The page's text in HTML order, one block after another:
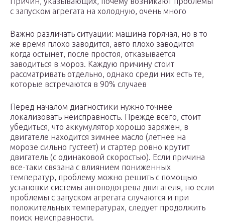
с запуском агрегата на холодную, очень много
Важно различать ситуации: машина горячая, но в то
же время плохо заводится, авто плохо заводится
когда остынет, после простоя, отказывается
заводиться в мороз. Каждую причину стоит
рассматривать отдельно, однако среди них есть те,
которые встречаются в 90% случаев
Перед началом диагностики нужно точнее
локализовать неисправность. Прежде всего, стоит
убедиться, что аккумулятор хорошо заряжен, в
двигателе находится зимнее масло (летнее на
морозе сильно густеет) и стартер ровно крутит
двигатель (с одинаковой скоростью). Если причина
все-таки связана с влиянием пониженных
температур, проблему можно решить с помощью
установки системы автоподогрева двигателя, но если
проблемы с запуском агрегата случаются и при
положительных температурах, следует продолжить
поиск неисправности.